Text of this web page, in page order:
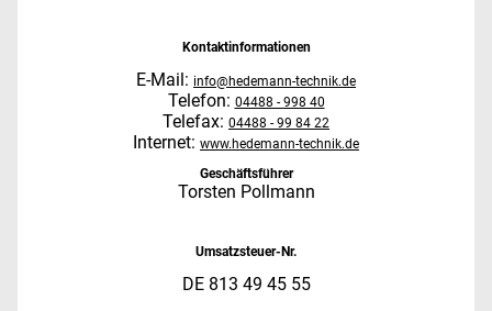
Kontaktinformationen
E-Mail: info@hedemann-technik.de
Telefon: 04488 - 998 40
Telefax: 04488 - 99 84 22
Internet: www.hedemann-technik.de
Geschäftsführer
Torsten Pollmann
Umsatzsteuer-Nr.
DE 813 49 45 55